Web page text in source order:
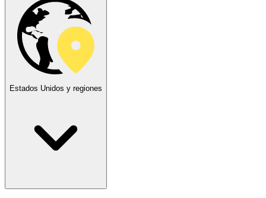
Estados Unidos y regiones